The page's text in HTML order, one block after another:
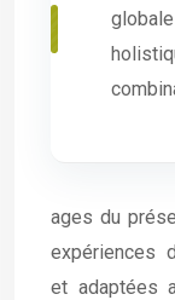
ages du
expériences
et adaptées